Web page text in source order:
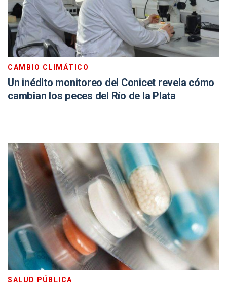
CAMBIO CLIMÁTICO
Un inédito monitoreo del Conicet revela cómo
cambian los peces del Río de la Plata
SALUD PÚBLICA